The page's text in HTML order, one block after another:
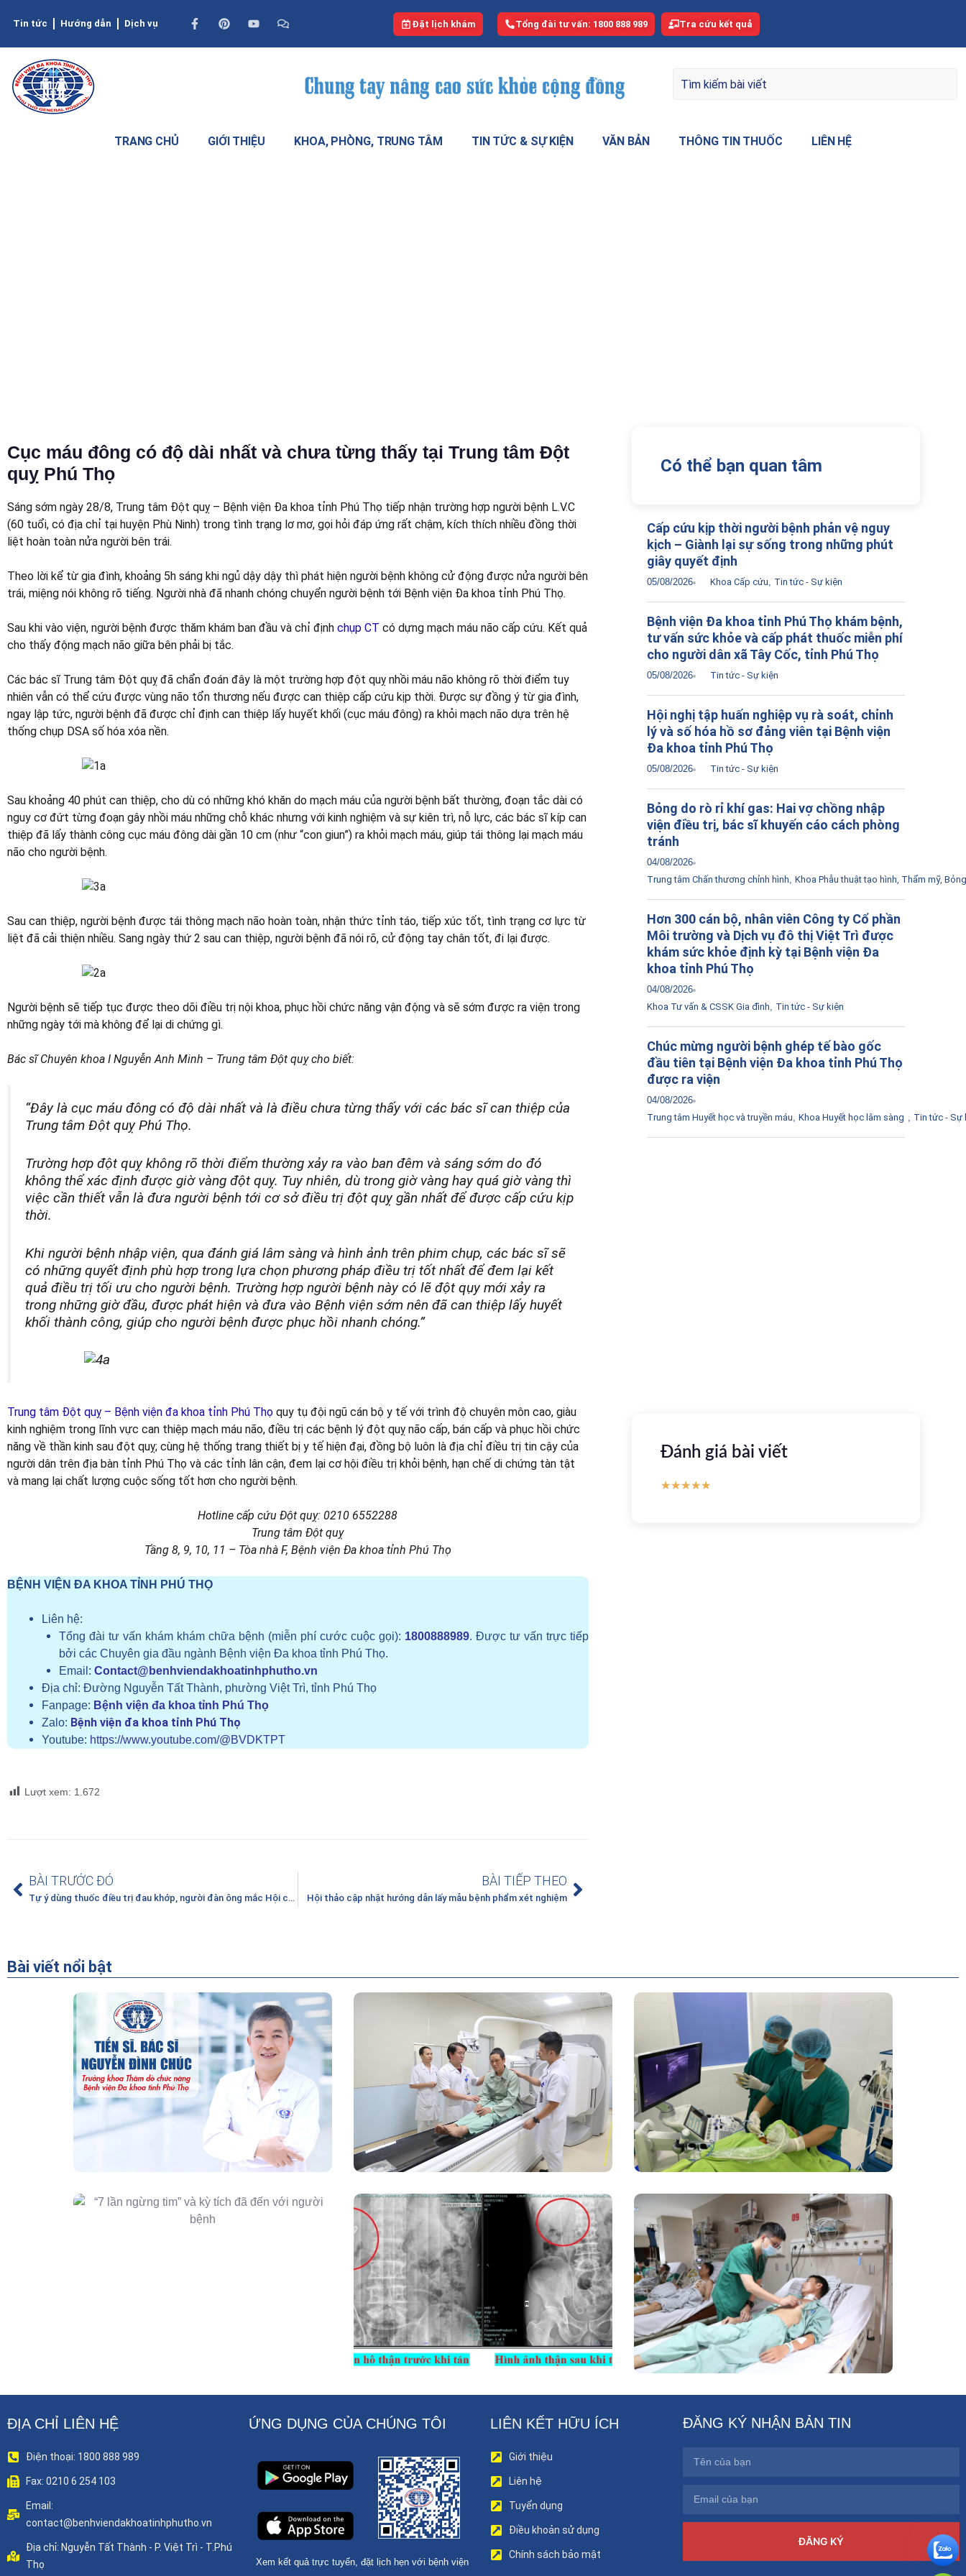
Tin tức Hướng dẫn Dịch vụ Đặt lịch khám Tổng đài tư vấn: 1800 888 989 Tra cứu kết quả
TRANG CHỦ GIỚI THIỆU KHOA, PHÒNG, TRUNG TÂM TIN TỨC & SỰ KIỆN VĂN BẢN THÔNG TIN THUỐC LIÊN HỆ
Cục máu đông có độ dài nhất và chưa từng thấy tại Trung tâm Đột
quỵ Phú Thọ
Sáng sớm ngày 28/8, Trung tâm Đột quỵ – Bệnh viện Đa khoa tỉnh Phú Thọ tiếp nhận trường hợp người bệnh L.V.C
(60 tuổi, có địa chỉ tại huyện Phù Ninh) trong tình trạng lơ mơ, gọi hỏi đáp ứng rất chậm, kích thích nhiều đồng thời
liệt hoàn toàn nửa người bên trái.
Theo lời kể từ gia đình, khoảng 5h sáng khi ngủ dậy dậy thì phát hiện người bệnh không cử động được nửa người bên
trái, miệng nói không rõ tiếng. Người nhà đã nhanh chóng chuyển người bệnh tới Bệnh viện Đa khoa tỉnh Phú Thọ.
Sau khi vào viện, người bệnh được thăm khám ban đầu và chỉ định chụp CT có dựng mạch máu não cấp cứu. Kết quả
cho thấy động mạch não giữa bên phải bị tắc.
Các bác sĩ Trung tâm Đột quỵ đã chẩn đoán đây là một trường hợp đột quỵ nhồi máu não không rõ thời điểm tuy
nhiên vẫn có thể cứu được vùng não tổn thương nếu được can thiệp cấp cứu kịp thời. Được sự đồng ý từ gia đình,
ngay lập tức, người bệnh đã được chỉ định can thiệp lấy huyết khối (cục máu đông) ra khỏi mạch não dựa trên hệ
thống chụp DSA số hóa xóa nền.
Sau khoảng 40 phút can thiệp, cho dù có những khó khăn do mạch máu của người bệnh bất thường, đoạn tắc dài có
nguy cơ đứt từng đoạn gây nhồi máu những chỗ khác nhưng với kinh nghiệm và sự kiên trì, nỗ lực, các bác sĩ kíp can
thiệp đã lấy thành công cục máu đông dài gần 10 cm (như “con giun”) ra khỏi mạch máu, giúp tái thông lại mạch máu
não cho người bệnh.
Sau can thiệp, người bệnh được tái thông mạch não hoàn toàn, nhận thức tỉnh táo, tiếp xúc tốt, tình trạng cơ lực từ
liệt đã cải thiện nhiều. Sang ngày thứ 2 sau can thiệp, người bệnh đã nói rõ, cử động tay chân tốt, đi lại được.
Người bệnh sẽ tiếp tục được theo dõi điều trị nội khoa, phục hồi chức năng vận động và sẽ sớm được ra viện trong
những ngày tới mà không để lại di chứng gì.
Bác sĩ Chuyên khoa I Nguyễn Anh Minh – Trung tâm Đột quỵ cho biết:
“Đây là cục máu đông có độ dài nhất và là điều chưa từng thấy với các bác sĩ can thiệp của
Trung tâm Đột quỵ Phú Thọ.
Trường hợp đột quỵ không rõ thời điểm thường xảy ra vào ban đêm và sáng sớm do đó
không thể xác định được giờ vàng đột quỵ. Tuy nhiên, dù trong giờ vàng hay quá giờ vàng thì
việc cần thiết vẫn là đưa người bệnh tới cơ sở điều trị đột quỵ gần nhất để được cấp cứu kịp
thời.
Khi người bệnh nhập viện, qua đánh giá lâm sàng và hình ảnh trên phim chụp, các bác sĩ sẽ
có những quyết định phù hợp trong lựa chọn phương pháp điều trị tốt nhất để đem lại kết
quả điều trị tối ưu cho người bệnh. Trường hợp người bệnh này có lẽ đột qụy mới xảy ra
trong những giờ đầu, được phát hiện và đưa vào Bệnh viện sớm nên đã can thiệp lấy huyết
khối thành công, giúp cho người bệnh được phục hồi nhanh chóng.”
Trung tâm Đột quỵ – Bệnh viện đa khoa tỉnh Phú Thọ quy tụ đội ngũ cán bộ y tế với trình độ chuyên môn cao, giàu
kinh nghiệm trong lĩnh vực can thiệp mạch máu não, điều trị các bệnh lý đột quỵ não cấp, bán cấp và phục hồi chức
năng về thần kinh sau đột quỵ; cùng hệ thống trang thiết bị y tế hiện đại, đồng bộ luôn là địa chỉ điều trị tin cậy của
người dân trên địa bàn tỉnh Phú Thọ và các tỉnh lân cận, đem lại cơ hội điều trị khỏi bệnh, hạn chế di chứng tàn tật
và mang lại chất lượng cuộc sống tốt hơn cho người bệnh.
Hotline cấp cứu Đột quỵ: 0210 6552288
Trung tâm Đột quỵ
Tầng 8, 9, 10, 11 – Tòa nhà F, Bệnh viện Đa khoa tỉnh Phú Thọ
BỆNH VIỆN ĐA KHOA TỈNH PHÚ THỌ
Liên hệ:
Tổng đài tư vấn khám khám chữa bệnh (miễn phí cước cuộc gọi): 1800888989. Được tư vấn trực tiếp
bởi các Chuyên gia đầu ngành Bệnh viện Đa khoa tỉnh Phú Thọ.
Email: Contact@benhviendakhoatinhphutho.vn
Địa chỉ: Đường Nguyễn Tất Thành, phường Việt Trì, tỉnh Phú Thọ
Fanpage: Bệnh viện đa khoa tỉnh Phú Thọ
Zalo: Bệnh viện đa khoa tỉnh Phú Thọ
Youtube: https://www.youtube.com/@BVDKTPT
Lượt xem: 1.672
BÀI TRƯỚC ĐÓ
Tự ý dùng thuốc điều trị đau khớp, người đàn ông mắc Hội chứng Dress một thể dị ứng thuốc hiếm gặp
BÀI TIẾP THEO
Hội thảo cập nhật hướng dẫn lấy mẫu bệnh phẩm xét nghiệm
Có thể bạn quan tâm
Cấp cứu kịp thời người bệnh phản vệ nguy
kịch – Giành lại sự sống trong những phút
giây quyết định
05/08/2026 Khoa Cấp cứu, Tin tức - Sự kiện
Bệnh viện Đa khoa tỉnh Phú Thọ khám bệnh,
tư vấn sức khỏe và cấp phát thuốc miễn phí
cho người dân xã Tây Cốc, tỉnh Phú Thọ
05/08/2026 Tin tức - Sự kiện
Hội nghị tập huấn nghiệp vụ rà soát, chỉnh
lý và số hóa hồ sơ đảng viên tại Bệnh viện
Đa khoa tỉnh Phú Thọ
05/08/2026 Tin tức - Sự kiện
Bỏng do rò rỉ khí gas: Hai vợ chồng nhập
viện điều trị, bác sĩ khuyến cáo cách phòng
tránh
04/08/2026
Trung tâm Chấn thương chỉnh hình, Khoa Phẫu thuật tạo hình, Thẩm mỹ, Bỏng
Hơn 300 cán bộ, nhân viên Công ty Cổ phần
Môi trường và Dịch vụ đô thị Việt Trì được
khám sức khỏe định kỳ tại Bệnh viện Đa
khoa tỉnh Phú Thọ
04/08/2026
Khoa Tư vấn & CSSK Gia đình, Tin tức - Sự kiện
Chúc mừng người bệnh ghép tế bào gốc
đầu tiên tại Bệnh viện Đa khoa tỉnh Phú Thọ
được ra viện
04/08/2026
Trung tâm Huyết học và truyền máu, Khoa Huyết học lâm sàng , Tin tức - Sự
Đánh giá bài viết
★★★★★
Bài viết nổi bật
“Người Dẫn Đường” Của Khoa Thăm
Dò Chức Năng – Bệnh Viện Đa Khoa
Tỉnh Phú Thọ
Chính Thức Vận Hành Máy Xạ Hình
Thế Hệ Mới Spect/CT Trong Chẩn
Đoán Và Điều Trị Ung Thư Tại Bệnh
Viện Đa Khoa Tỉnh Phú Thọ
Đốt Sóng Cao Tần Dưới Siêu Âm,
Điều Trị U Lành Tuyến Giáp Không
Cần Phẫu Thuật
Với Người Bệnh
Kết Hợp Tán Sỏi Qua Da Và Tán Sỏi
Nội Soi Ống Mềm – Kỹ Thuật Cao Loại
Bỏ Triệt Để Sỏi San Hô Thận
Phẫu Thuật Nội Soi Thay Van Tim –
Bước Tiến Vững Chắc Của Khoa Phẫu
Thuật Tim Mạch Lồng Ngực BVĐK
Tỉnh Phú Thọ
ĐỊA CHỈ LIÊN HỆ
Điện thoại: 1800 888 989
Fax: 0210 6 254 103
Email:
contact@benhviendakhoatinhphutho.vn
Địa chỉ: Nguyễn Tất Thành - P. Việt Trì - T.Phú
Thọ
ỨNG DỤNG CỦA CHÚNG TÔI
Xem kết quả trực tuyến, đặt lịch hẹn với bệnh viện
LIÊN KẾT HỮU ÍCH
Giới thiệu
Liên hệ
Tuyển dụng
Điều khoản sử dụng
Chính sách bảo mật
ĐĂNG KÝ NHẬN BẢN TIN
ĐĂNG KÝ